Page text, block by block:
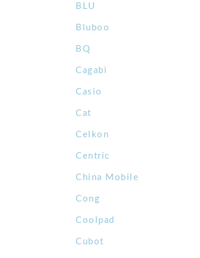
BLU
Bluboo
BQ
Cagabi
Casio
Cat
Celkon
Centric
China Mobile
Cong
Coolpad
Cubot